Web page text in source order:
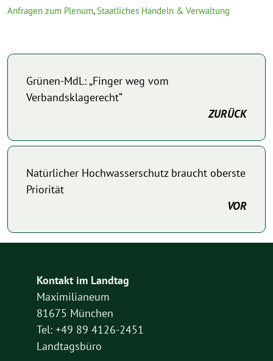
Anfragen zum Plenum,Staatliches Handeln & Verwaltung
Grünen-MdL: „Finger weg vom
Verbandsklagerecht“
ZURÜCK
Natürlicher Hochwasserschutz braucht oberste
Priorität
VOR
Kontakt im Landtag
Maximilianeum
81675 München
Tel: +49 89 4126-2451
Landtagsbüro